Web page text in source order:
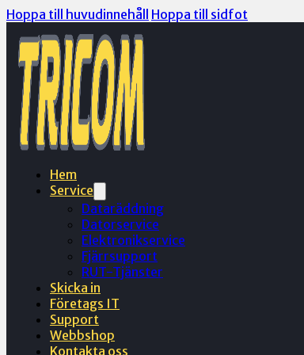
Hoppa till huvudinnehåll Hoppa till sidfot
Hem
Service
Dataräddning
Datorservice
Elektronikservice
Fjärrsupport
RUT-Tjänster
Skicka in
Företags IT
Support
Webbshop
Kontakta oss